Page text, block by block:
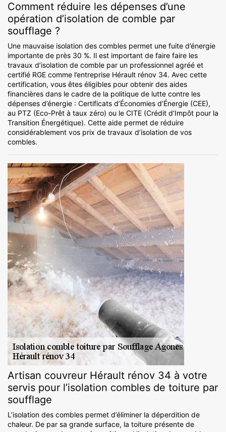
Comment réduire les dépenses d’une
opération d’isolation de comble par
soufflage ?
Une mauvaise isolation des combles permet une fuite d’énergie
importante de près 30 %. Il est important de faire faire les
travaux d’isolation de comble par un professionnel agréé et
certifié RGE comme l’entreprise Hérault rénov 34. Avec cette
certification, vous êtes éligibles pour obtenir des aides
financières dans le cadre de la politique de lutte contre les
dépenses d’énergie : Certificats d’Économies d’Énergie (CEE),
au PTZ (Eco-Prêt à taux zéro) ou le CITE (Crédit d’Impôt pour la
Transition Énergétique). Cette aide permet de réduire
considérablement vos prix de travaux d’isolation de vos
combles.
Artisan couvreur Hérault rénov 34 à votre
servis pour l’isolation combles de toiture par
soufflage
L’isolation des combles permet d’éliminer la déperdition de
chaleur. De par sa grande surface, la toiture présente de